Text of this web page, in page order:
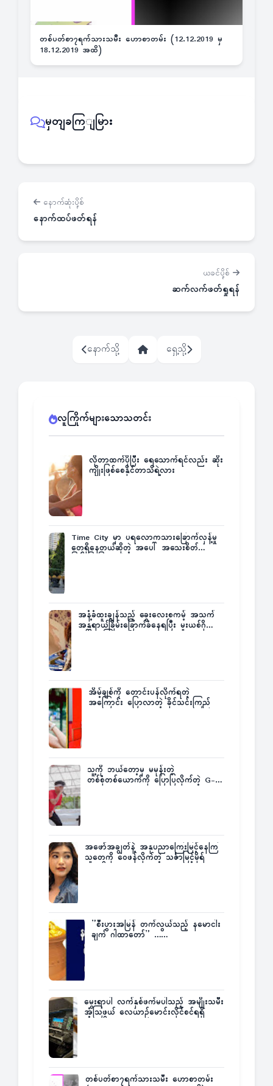
တစ်ပတ်စာ၇ရက်သားသမီး ဟောစာတမ်း (12.12.2019 မှ
18.12.2019 အထိ)
မှတျခကြျမြား
နောက်ဆုံးပို့စ်
နောက်ထပ်ဖတ်ရန်
ယခင်ပို့စ်
ဆက်လက်ဖတ်ရှုရန်
နောက်သို့ ရှေ့သို့
လူကြိုက်များသောသတင်း
လိုတာထက်ပိုပြီး ရေသောက်ရင်လည်း ဆိုး
ကျိုးဖြစ်စေနိုင်တာသိရဲ့လား
Time City မှာ ပရလောကသားခြောက်လှန့်မှု
တွေရှိနေတယ်ဆိုတဲ့ အပေါ် အသေးစိတ်
အနံ့ခံထူးချွန်သည့် ခွေးလေးစကမ့် အသက်
အန္တရာယ်ခြိမ်းခြောက်ခံနေရပြီး မူးယစ်ဂိုဏ်း
အိမ့်ချစ်ကို တောင်းပန်လိုက်ရတဲ့
အကြောင်း ပြောလာတဲ့ ခိုင်သင်းကြည်
သူ့ကို ဘယ်တော့မှ မမုန်းတဲ့
တစ်စုံတစ်ယောက်ကို ပြောပြလိုက်တဲ့ G-
အဖော်အချွတ်နဲ့ အနုပညာကြေးမြင့်နေကြ
သူတွေကို ဝေဖန်လိုက်တဲ့ သင်္ဇာမြင့်မိုရ်
”စီးပွားအမြန် တက်လွယ်သည့် နမောငါး
ချက် ဂါထာတော်” ……
မွေးရာပါ လက်နှစ်ဖက်မပါသည့် အမျိုးသမီး
အံ့သြဖွယ် လေယာဉ်မောင်းလိုင်စင်ရရှိ
တစ်ပတ်စာ၇ရက်သားသမီး ဟောစာတမ်း